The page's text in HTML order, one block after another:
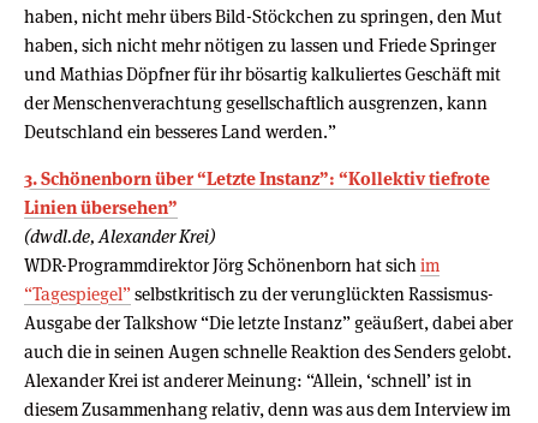
haben, nicht mehr übers Bild-Stöckchen zu springen, den Mut
haben, sich nicht mehr nötigen zu lassen und Friede Springer
und Mathias Döpfner für ihr bösartig kalkuliertes Geschäft mit
der Menschenverachtung gesellschaftlich ausgrenzen, kann
Deutschland ein besseres Land werden.”
3. Schönenborn über “Letzte Instanz”: “Kollektiv tiefrote
Linien übersehen”
(dwdl.de, Alexander Krei)
WDR-Programmdirektor Jörg Schönenborn hat sich im
“Tagespiegel”selbstkritisch zu der verunglückten Rassismus-
Ausgabe der Talkshow “Die letzte Instanz” geäußert, dabei aber
auch die in seinen Augen schnelle Reaktion des Senders gelobt.
Alexander Krei ist anderer Meinung: “Allein, ‘schnell’ ist in
diesem Zusammenhang relativ, denn was aus dem Interview im